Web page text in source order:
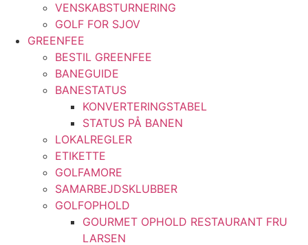
VENSKABSTURNERING
GOLF FOR SJOV
GREENFEE
BESTIL GREENFEE
BANEGUIDE
BANESTATUS
KONVERTERINGSTABEL
STATUS PÅ BANEN
LOKALREGLER
ETIKETTE
GOLFAMORE
SAMARBEJDSKLUBBER
GOLFOPHOLD
GOURMET OPHOLD RESTAURANT FRU
LARSEN